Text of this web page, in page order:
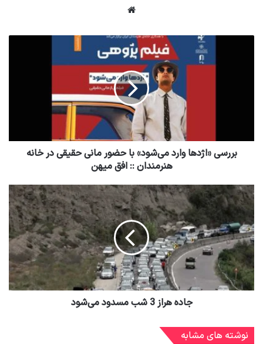
بررسی «اژدها وارد می‌شود» با حضور مانی حقیقی در خانه
هنرمندان :: افق میهن
جاده هراز 3 شب مسدود می‌شود
نوشته های مشابه